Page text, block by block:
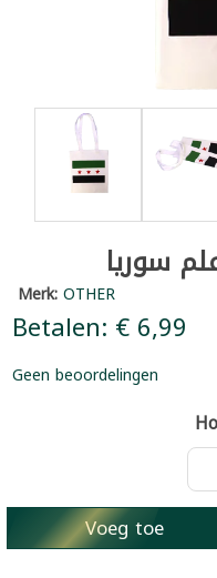
سوريا
Merk:OTHER
Betalen: € 6,99
Geen beoordelingen
Voeg toe